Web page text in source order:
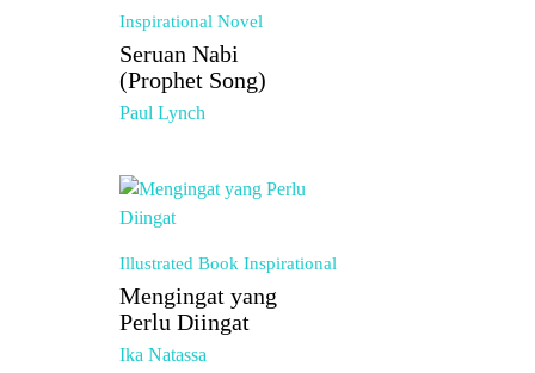
Inspirational Novel
Seruan Nabi
(Prophet Song)
Paul Lynch
Illustrated Book Inspirational
Mengingat yang
Perlu Diingat
Ika Natassa